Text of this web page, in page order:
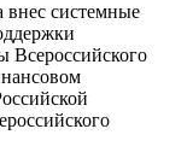
внес системные
Всероссийского